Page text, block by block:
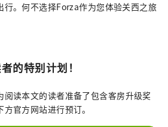
行。何不选择Forza作为您体验关西之旅
的特别计划！
读本文的读者准备了包含客房升级奖
官方网站进行预订。